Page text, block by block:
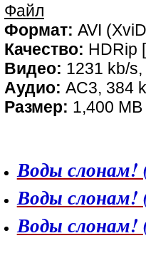
Файл
Формат: AVI
Качество: HDRip
Видео: 1231 kb/
Аудио: AC3, 384
Размер: 1,400 MB
Воды слонам!
Воды слонам!
Воды слонам!